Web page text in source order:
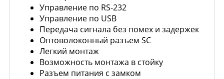
Управление по RS-232
Управление по USB
Передача сигнала без помех и задержек
Оптоволоконный разъем SC
Легкий монтаж
Возможность монтажа в стойку
Разъем питания с замком